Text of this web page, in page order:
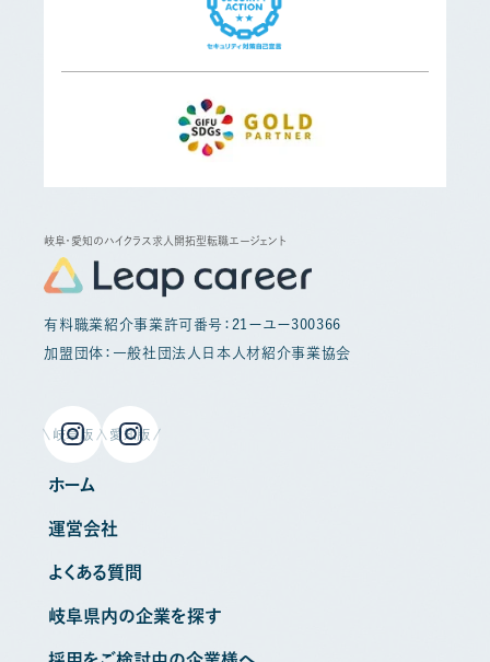
岐阜・愛知のハイクラス求人開拓型転職エージェント
有料職業紹介事業許可番号：21ーユー300366
加盟団体：一般社団法人日本人材紹介事業協会
岐阜版 愛知版
ホーム
運営会社
よくある質問
岐阜県内の企業を探す